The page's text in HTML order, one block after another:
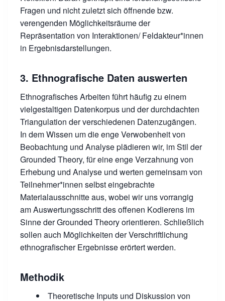
Fragen und nicht zuletzt sich öffnende bzw.
verengenden Möglichkeitsräume der
Repräsentation von Interaktionen/ Feldakteur*innen
in Ergebnisdarstellungen.
3. Ethnografische Daten auswerten
Ethnografisches Arbeiten führt häufig zu einem
vielgestaltigen Datenkorpus und der durchdachten
Triangulation der verschiedenen Datenzugängen.
In dem Wissen um die enge Verwobenheit von
Beobachtung und Analyse plädieren wir, im Stil der
Grounded Theory, für eine enge Verzahnung von
Erhebung und Analyse und werten gemeinsam von
Teilnehmer*innen selbst eingebrachte
Materialausschnitte aus, wobei wir uns vorrangig
am Auswertungsschritt des offenen Kodierens im
Sinne der Grounded Theory orientieren. Schließlich
sollen auch Möglichkeiten der Verschriftlichung
ethnografischer Ergebnisse erörtert werden.
Methodik
Theoretische Inputs und Diskussion von